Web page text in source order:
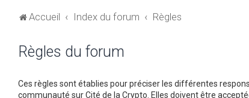
Accueil Index du forum Règles
Règles du forum
Ces règles sont établies pour préciser les différentes
communauté sur Cité de la Crypto. Elles doivent être